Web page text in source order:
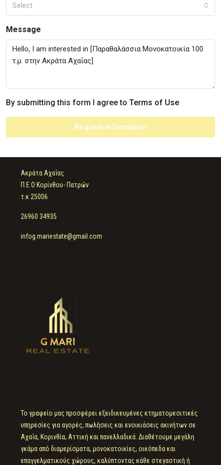
Select
Message
By submitting this form I agree to Terms of Use
Request Information
Ακράτα Αχαΐας
Π.Ε.Ο Κορίνθου- Πατρών
τ.κ 25006
26960 34935
infog.mariestate@gmail.com
Το γραφείο μας προσφέρει εξειδικευμένες κτηματομεσιτικές
υπηρεσίες για αγορές, πωλήσεις και ενοικιάσεις ακινήτων σε
Αχαΐα, Κορινθία, Αττική και πανελλαδικά. Διαθέτουμε μεγάλη
γκάμα από διαμερίσματα, μονοκατοικίες, οικόπεδα και
επαγγελματικούς χώρους, καλύπτοντας κάθε στεγαστική ή